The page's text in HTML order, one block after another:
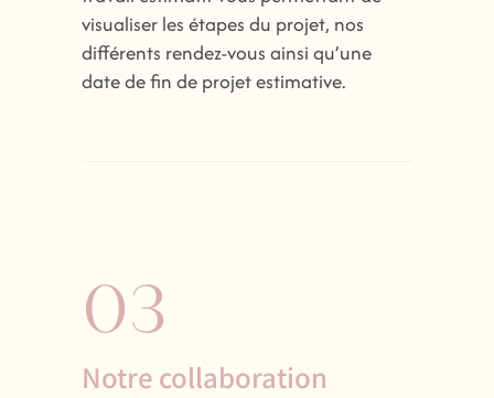
visualiser les étapes du projet, nos
différents rendez-vous ainsi qu’une
date de fin de projet estimative.
03
Notre collaboration